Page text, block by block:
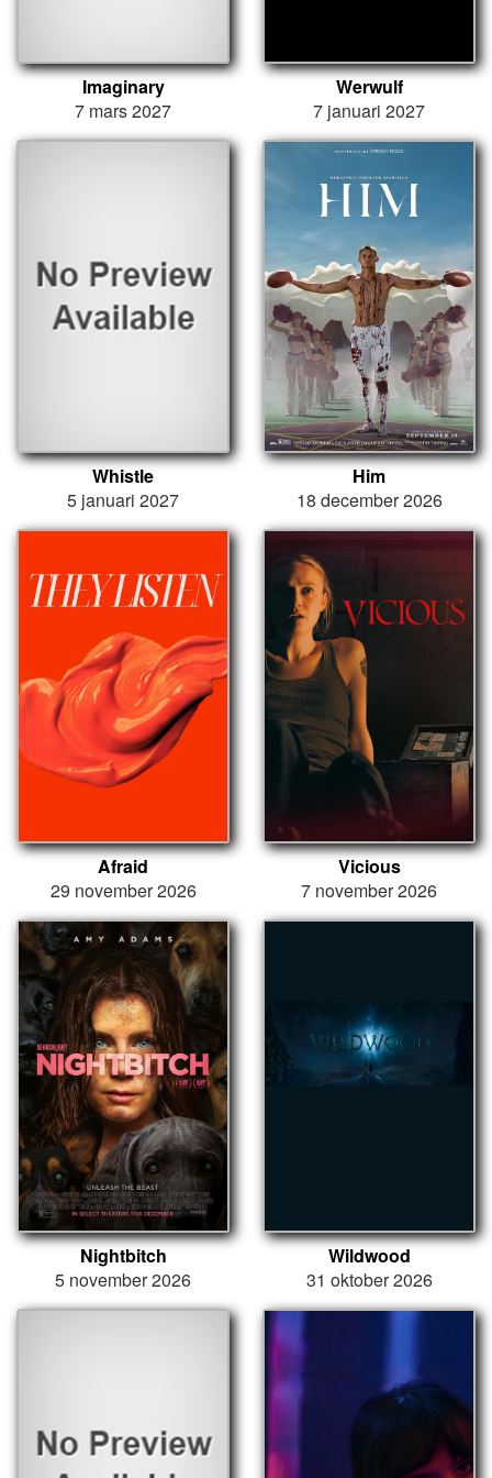
Imaginary
7 mars 2027
Werwulf
7 januari 2027
Whistle
5 januari 2027
Him
18 december 2026
Afraid
29 november 2026
Vicious
7 november 2026
Nightbitch
5 november 2026
Wildwood
31 oktober 2026